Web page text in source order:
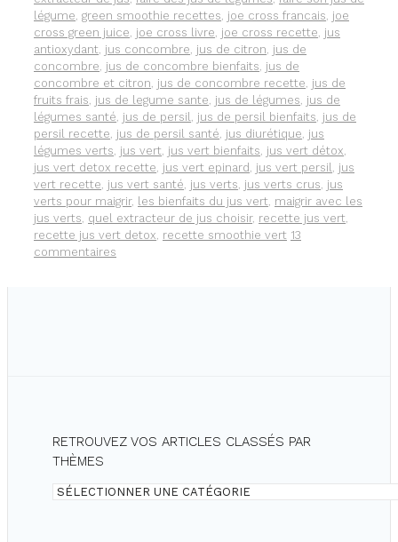
légume, green smoothie recettes, joe cross francais, joe
cross green juice, joe cross livre, joe cross recette, jus
antioxydant, jus concombre, jus de citron, jus de
concombre, jus de concombre bienfaits, jus de
concombre et citron, jus de concombre recette, jus de
fruits frais, jus de legume sante, jus de légumes, jus de
légumes santé, jus de persil, jus de persil bienfaits, jus de
persil recette, jus de persil santé, jus diurétique, jus
légumes verts, jus vert, jus vert bienfaits, jus vert détox,
jus vert detox recette, jus vert epinard , jus vert persil, jus
vert recette, jus vert santé, jus verts, jus verts crus, jus
verts pour maigrir, les bienfaits du jus vert, maigrir avec les
jus verts, quel extracteur de jus choisir, recette jus vert,
recette jus vert detox, recette smoothie vert 13
commentaires
RETROUVEZ VOS ARTICLES CLASSÉS PAR
THÈMES
Retrouvez